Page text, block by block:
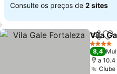
Consulte os preços de 2 sites
Vila
4 Estrelas
8,4
a 10.4